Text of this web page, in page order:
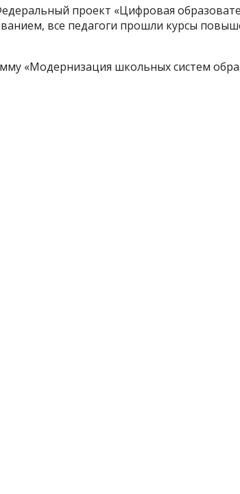
проект «Цифровая
все педагоги прошли курсы
«Модернизация школьных систем